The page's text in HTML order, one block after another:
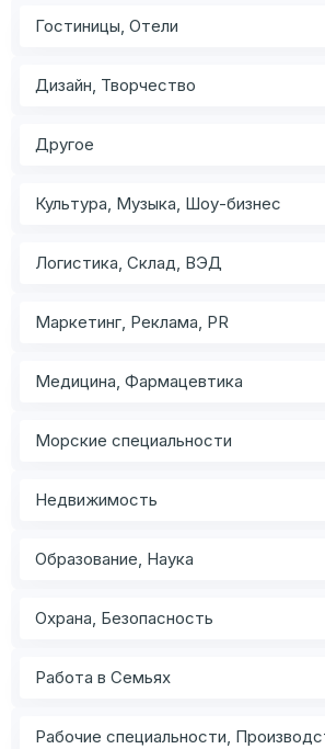
Гостиницы, Отели
Дизайн, Творчество
Другое
Культура, Музыка, Шоу-бизнес
Логистика, Склад, ВЭД
Маркетинг, Реклама, PR
Медицина, Фармацевтика
Морские специальности
Недвижимость
Образование, Наука
Охрана, Безопасность
Работа в Семьях
Рабочие специальности,